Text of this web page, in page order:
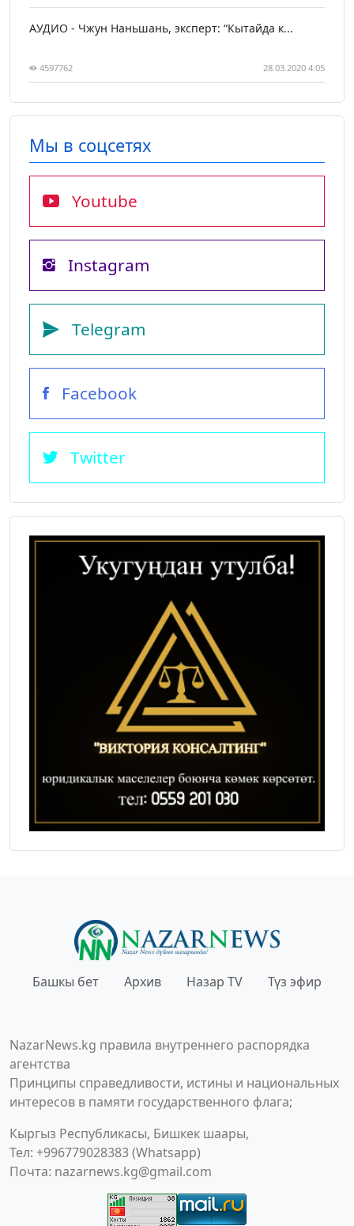
АУДИО - Чжун Наньшань, эксперт: “Кытайда к...
4597762 28.03.2020 4:05
Мы в соцсетях
Youtube
Instagram
Telegram
Facebook
Twitter
Башкы бет Архив Назар TV Түз эфир
NazarNews.kg правила внутреннего распорядка
агентства
Принципы справедливости, истины и национальных
интересов в памяти государственного флага;
Кыргыз Республикасы, Бишкек шаары,
Тел: +996779028383 (Whatsapp)
Почта: nazarnews.kg@gmail.com